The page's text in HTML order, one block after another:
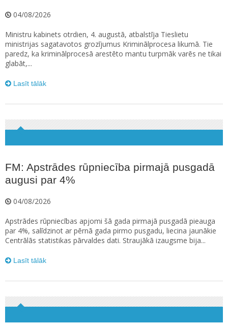
04/08/2026
Ministru kabinets otrdien, 4. augustā, atbalstīja Tieslietu
ministrijas sagatavotos grozījumus Kriminālprocesa likumā. Tie
paredz, ka kriminālprocesā arestēto mantu turpmāk varēs ne tikai
glabāt,...
Lasīt tālāk
FM: Apstrādes rūpniecība pirmajā pusgadā
augusi par 4%
04/08/2026
Apstrādes rūpniecības apjomi šā gada pirmajā pusgadā pieauga
par 4%, salīdzinot ar pērnā gada pirmo pusgadu, liecina jaunākie
Centrālās statistikas pārvaldes dati. Straujākā izaugsme bija...
Lasīt tālāk